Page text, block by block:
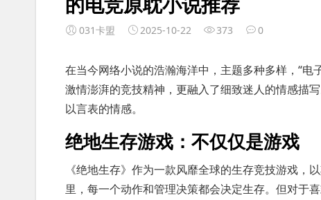
031卡盟 2025-10-22 373 0
在当今网络小说的浩瀚海洋中，主题多种多样，“电
激情澎湃的竞技精神，更融入了细致迷人的情感描
以言表的情感。
绝地生存游戏：不仅仅是游戏
《绝地生存》作为一款风靡全球的生存竞技游戏，
里，每一个动作和管理决策都会决定生存。但对于